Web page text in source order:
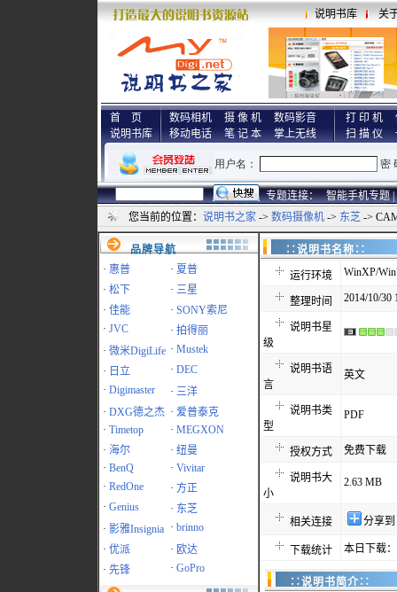
说明书库 关
首 页
说明书库
数码相机 摄 像 机
数码影音
移动电话
笔 记 本 掌上无线
打 印 机
扫 描 仪
专题连接： 智能手机专题 |
您当前的位置： 说明书之家 -> 数码摄像机 -> 东芝 ->
品牌导航
· 惠普 · 夏普
· 松下 · 三星
· 佳能 · SONY索尼
· JVC · 拍得丽
· 微米DigiLife · Mustek
· 日立 · DEC
· Digimaster · 三洋
· DXG德之杰 · 爱普泰克
· Timetop · MEGXON
· 海尔 · 纽曼
· BenQ · Vivitar
· RedOne · 方正
· Genius · 东芝
· 影雅Insignia · brinno
· 优派 · 欧达
· 先锋 · GoPro
∷说明书名
运行环境 WinXP/
整理时间 2014/10/30
说明书星
级
说明书语
言
英文
说明书类
型
PDF
授权方式 免费下载
说明书大
小
2.63 MB
相关连接 分享
下载统计 本日下载
∷说明书简介∷